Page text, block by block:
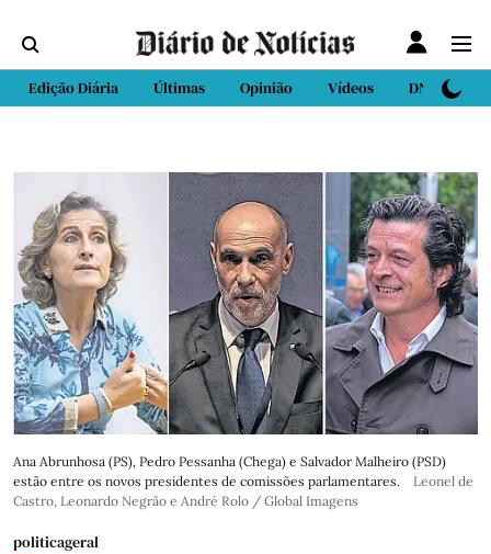
Edição Diária Últimas Opinião Vídeos DN Sport
Ana Abrunhosa (PS), Pedro Pessanha (Chega) e Salvador Malheiro (PSD)
estão entre os novos presidentes de comissões parlamentares.
Leonel de
Castro, Leonardo Negrão e André Rolo / Global Imagens
politicageral